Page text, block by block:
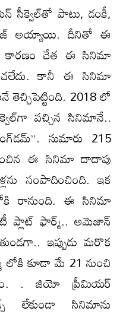
పాటు, డంకీ,
అయ్యాయి. దీనితో ఈ
కారణం చేత ఈ సినిమా
కానీ ఈ సినిమా
2018 లో
వచ్చిన సినిమానే..
సుమారు 215
ఈ సినిమా దాదాపు
సంపాదించింది. ఇక
రానుంది. ఈ సినిమా
ప్లాట్ ఫార్మ్.. అమెజాన్
ఇప్పుడు మరొక
కూడా మే 21 నుంచి
. జియో ప్రీమియ‌ర్
లేకుండా సినిమాను